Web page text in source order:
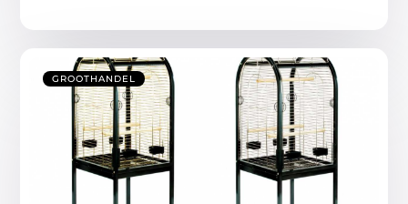
GROOTHANDEL